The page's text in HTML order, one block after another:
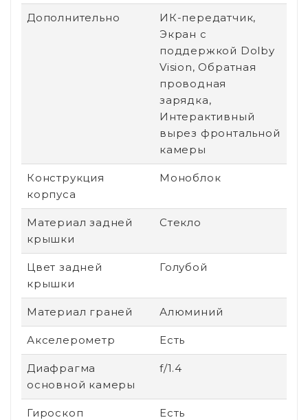
Дополнительно
ИК-передатчик,
Экран с
поддержкой Dolby
Vision, Обратная
проводная
зарядка,
Интерактивный
вырез фронтальной
камеры
Конструкция
корпуса
Моноблок
Материал задней
крышки
Стекло
Цвет задней
крышки
Голубой
Материал граней Алюминий
Акселерометр Есть
Диафрагма
основной камеры
f/1.4
Гироскоп Есть